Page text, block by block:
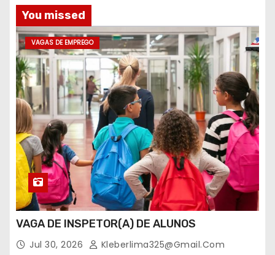
You missed
VAGAS DE EMPREGO
VAGA DE INSPETOR(A) DE ALUNOS
Jul 30, 2026 Kleberlima325@gmail.com